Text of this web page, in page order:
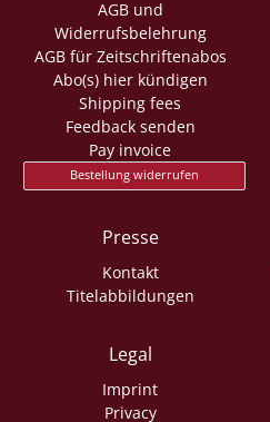
AGB und
Widerrufsbelehrung
AGB für Zeitschriftenabos
Abo(s) hier kündigen
Shipping fees
Feedback senden
Pay invoice
Bestellung widerrufen
Presse
Kontakt
Titelabbildungen
Legal
Imprint
Privacy